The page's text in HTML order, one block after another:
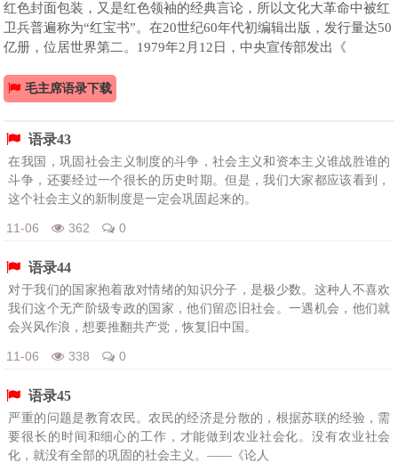
红色封面包装，又是红色领袖的经典言论，所以文化大革命中被红
卫兵普遍称为“红宝书”。在20世纪60年代初编辑出版，发行量达50
亿册，位居世界第二。1979年2月12日，中央宣传部发出《
毛主席语录下载
语录43
在我国，巩固社会主义制度的斗争，社会主义和资本主义谁战胜谁的
斗争，还要经过一个很长的历史时期。但是，我们大家都应该看到，
这个社会主义的新制度是一定会巩固起来的。
11-06 362 0
语录44
对于我们的国家抱着敌对情绪的知识分子，是极少数。这种人不喜欢
我们这个无产阶级专政的国家，他们留恋旧社会。一遇机会，他们就
会兴风作浪，想要推翻共产党，恢复旧中国。
11-06 338 0
语录45
严重的问题是教育农民。农民的经济是分散的，根据苏联的经验，需
要很长的时间和细心的工作，才能做到农业社会化。没有农业社会
化，就没有全部的巩固的社会主义。——《论人